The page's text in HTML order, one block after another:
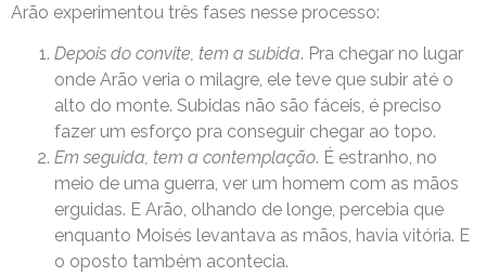
Arão experimentou três fases nesse processo:
Depois do convite, tem a subida. Pra chegar no lugar
onde Arão veria o milagre, ele teve que subir até o
alto do monte. Subidas não são fáceis, é preciso
fazer um esforço pra conseguir chegar ao topo.
Em seguida, tem a contemplação. É estranho, no
meio de uma guerra, ver um homem com as mãos
erguidas. E Arão, olhando de longe, percebia que
enquanto Moisés levantava as mãos, havia vitória. E
o oposto também acontecia.